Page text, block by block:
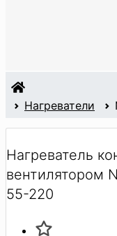
Нагреватели
Нагреватель
вентилятором
55-220